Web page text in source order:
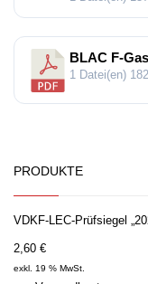
BLAC F-
1 Datei(en)
PRODUKTE
VDKF-LEC-Prüfsiegel
2,60 €
exkl. 19 % MwSt.